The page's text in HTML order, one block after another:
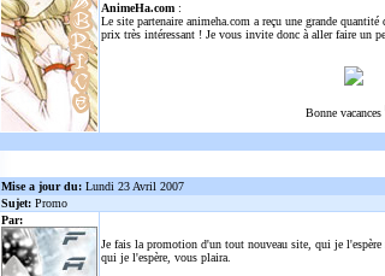
AnimeHa.com :
Le site partenaire animeha.com a reçu une grande
prix très intéressant ! Je vous invite donc à aller faire un
Bonne vacances
Mise a jour du: Lundi 23 Avril 2007
Sujet: Promo
Par:
Je fais la promotion d'un tout nouveau site, qui je
qui je l'espère, vous plaira.